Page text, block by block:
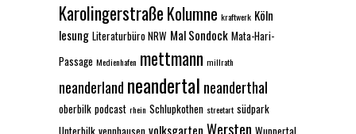
Karolingerstraße Kolumne kraftwerk Köln
lesung Literaturbüro NRW Mal Sondock Mata-Hari-
Passage Medienhafen mettmann millrath
neanderland neandertal neanderthal
oberbilk podcast rhein Schlupkothen streetart südpark
volksgarten Wersten